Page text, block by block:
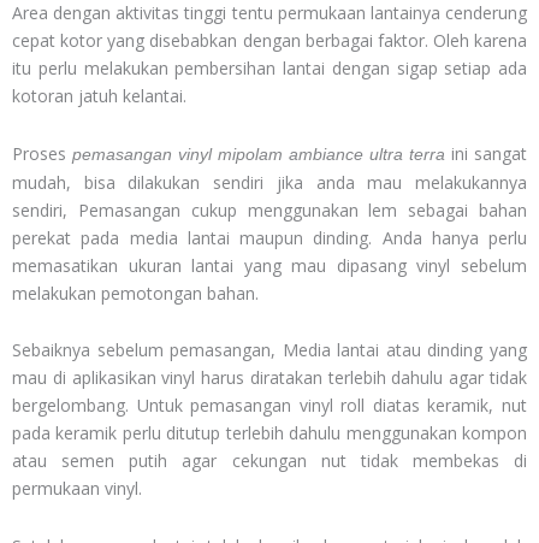
Area dengan aktivitas tinggi tentu permukaan lantainya cenderung
cepat kotor yang disebabkan dengan berbagai faktor. Oleh karena
itu perlu melakukan pembersihan lantai dengan sigap setiap ada
kotoran jatuh kelantai.
Proses pemasangan vinyl mipolam ambiance ultra terra ini sangat
mudah, bisa dilakukan sendiri jika anda mau melakukannya
sendiri, Pemasangan cukup menggunakan lem sebagai bahan
perekat pada media lantai maupun dinding. Anda hanya perlu
memasatikan ukuran lantai yang mau dipasang vinyl sebelum
melakukan pemotongan bahan.
Sebaiknya sebelum pemasangan, Media lantai atau dinding yang
mau di aplikasikan vinyl harus diratakan terlebih dahulu agar tidak
bergelombang. Untuk pemasangan vinyl roll diatas keramik, nut
pada keramik perlu ditutup terlebih dahulu menggunakan kompon
atau semen putih agar cekungan nut tidak membekas di
permukaan vinyl.